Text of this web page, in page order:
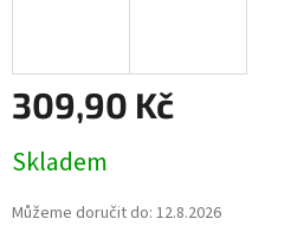
309,90 Kč
cena:
Skladem
Můžeme doručit do: 12.8.2026